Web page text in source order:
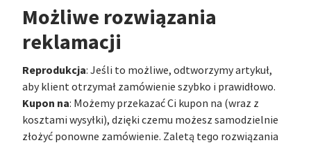
Możliwe rozwiązania
reklamacji
Reprodukcja: Jeśli to możliwe, odtworzymy artykuł,
aby klient otrzymał zamówienie szybko i prawidłowo.
Kupon na: Możemy przekazać Ci kupon na (wraz z
kosztami wysyłki), dzięki czemu możesz samodzielnie
złożyć ponowne zamówienie. Zaletą tego rozwiązania